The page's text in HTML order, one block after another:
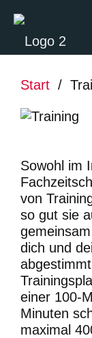
Start /
Sowohl im
von
so gut sie
dich und
einer 100-
Minuten
maximal